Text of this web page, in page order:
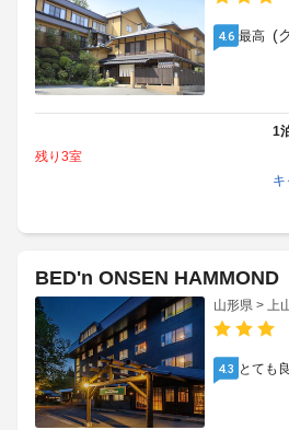
4.6 最高 (
1
残り3室
キ
BED'n ONSEN HAMMOND
山形県 > 上
4.3 とても